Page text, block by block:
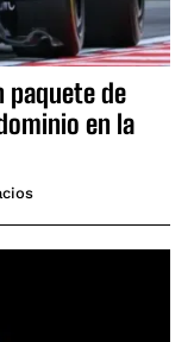
paquete de
en la